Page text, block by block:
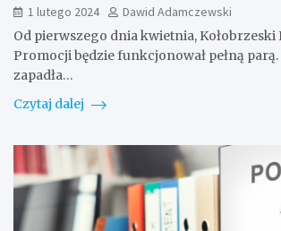
1 lutego 2024
Dawid Adamczewski
Od pierwszego dnia kwietnia,
Promocji będzie funkcjonował pełną
zapadła…
Czytaj dalej